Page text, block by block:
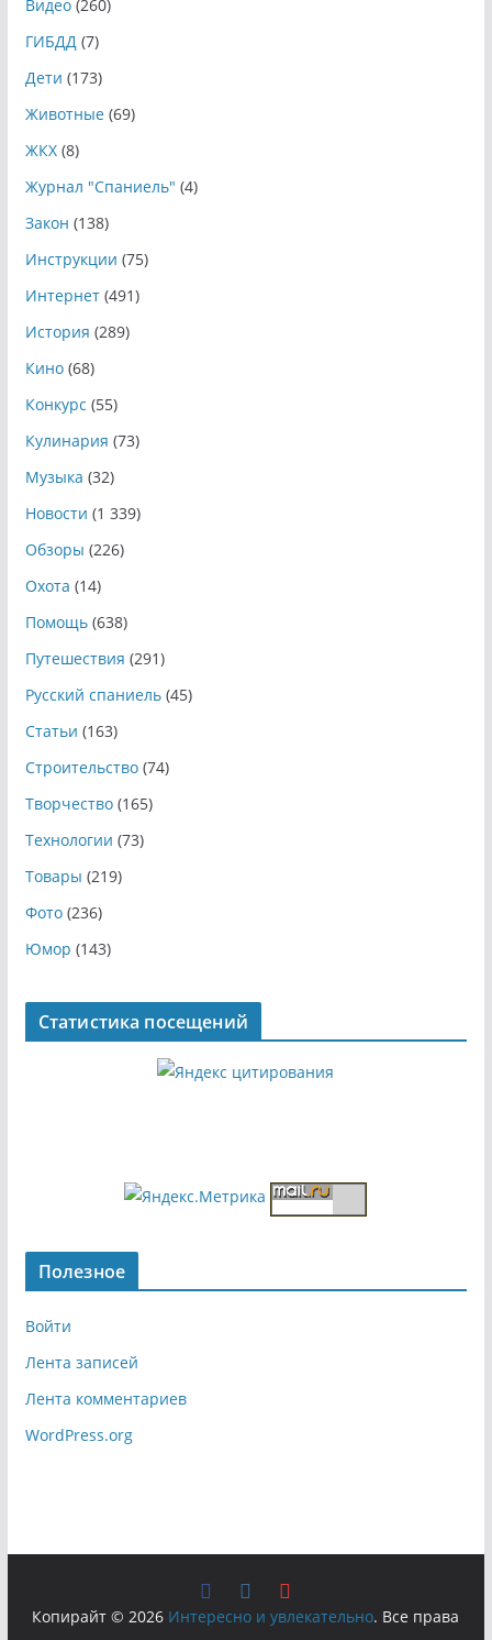
Видео(260)
ГИБДД(7)
Дети (173)
Животные(69)
ЖКХ(8)
Журнал "Спаниель" (4)
Закон (138)
Инструкции (75)
Интернет(491)
История (289)
Кино(68)
Конкурс (55)
Кулинария (73)
Музыка (32)
Новости (1 339)
Обзоры (226)
Охота (14)
Помощь(638)
Путешествия (291)
Русский спаниель(45)
Статьи (163)
Строительство(74)
Творчество(165)
Технологии (73)
Товары (219)
Фото(236)
Юмор (143)
Статистика посещений
Полезное
Войти
Лента записей
Лента комментариев
WordPress.org
Копирайт © 2026 Интересно и увлекательно. Все права